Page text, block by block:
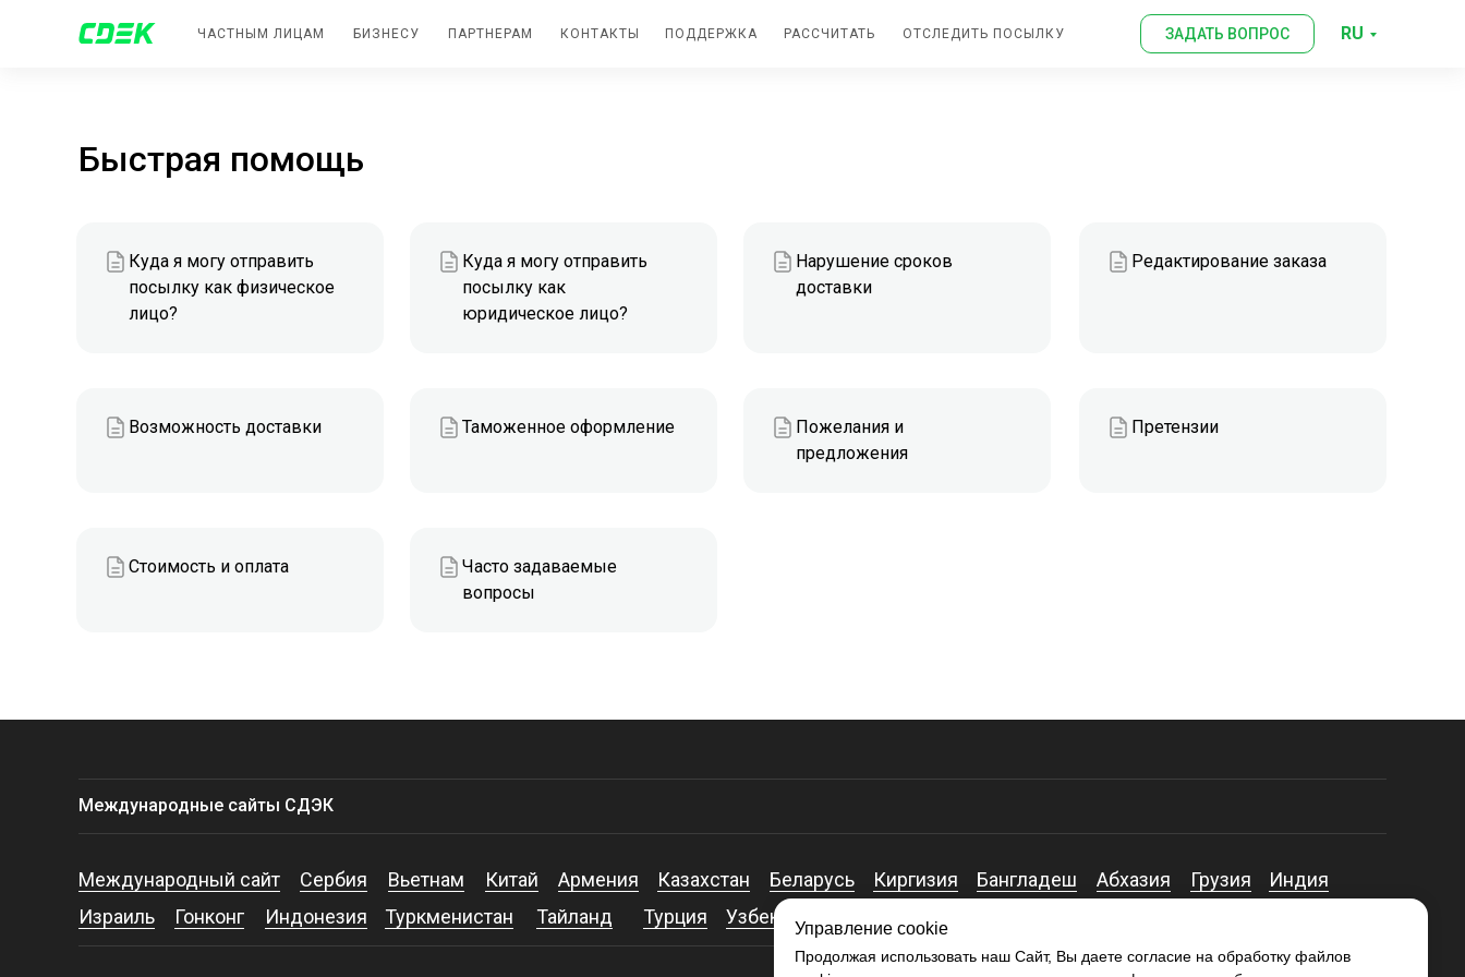
ЗАДАТЬ ВОПРОС RU
ЧАСТНЫМ ЛИЦАМ БИЗНЕСУ ПАРТНЕРАМ КОНТАКТЫ ПОДДЕРЖКА РАССЧИТАТЬ ОТСЛЕДИТЬ ПОСЫЛКУ
Быстрая помощь
Таможенное оформление
Пожелания и
предложения
Возможность доставки
Редактирование заказа
Куда я могу отправить
посылку как физическое
лицо?
Куда я могу отправить
посылку как
юридическое лицо?
Нарушение сроков
доставки
Стоимость и оплата
Часто задаваемые
вопросы
Претензии
Международные сайты СДЭК
Сербия Вьетнам Китай Армения Казахстан Беларусь Киргизия Бангладеш Абхазия Грузия
Международный сайт
Индия
Израиль
Гонконг Индонезия Туркменистан Турция Узбекистан Азербайджан
Тайланд
Управление cookie
Продолжая использовать наш Сайт, Вы даете согласие на обработку файлов